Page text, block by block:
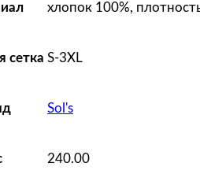
хлопок 100%,
сетка S-3XL
Sol's
240.00